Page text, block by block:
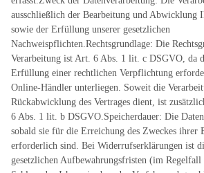
ausschließlich der Bearbeitung und Abwicklung
sowie der Erfüllung unserer gesetzlichen
Nachweispflichten.Rechtsgrundlage: Die
Verarbeitung ist Art. 6 Abs. 1 lit. c DSGVO, da
Erfüllung einer rechtlichen Verpflichtung
Online-Händler unterliegen. Soweit die
Rückabwicklung des Vertrages dient, ist
6 Abs. 1 lit. b DSGVO.Speicherdauer: Die Daten
sobald sie für die Erreichung des Zweckes ihrer
erforderlich sind. Bei Widerrufserklärungen ist
gesetzlichen Aufbewahrungsfristen (im Regelfall